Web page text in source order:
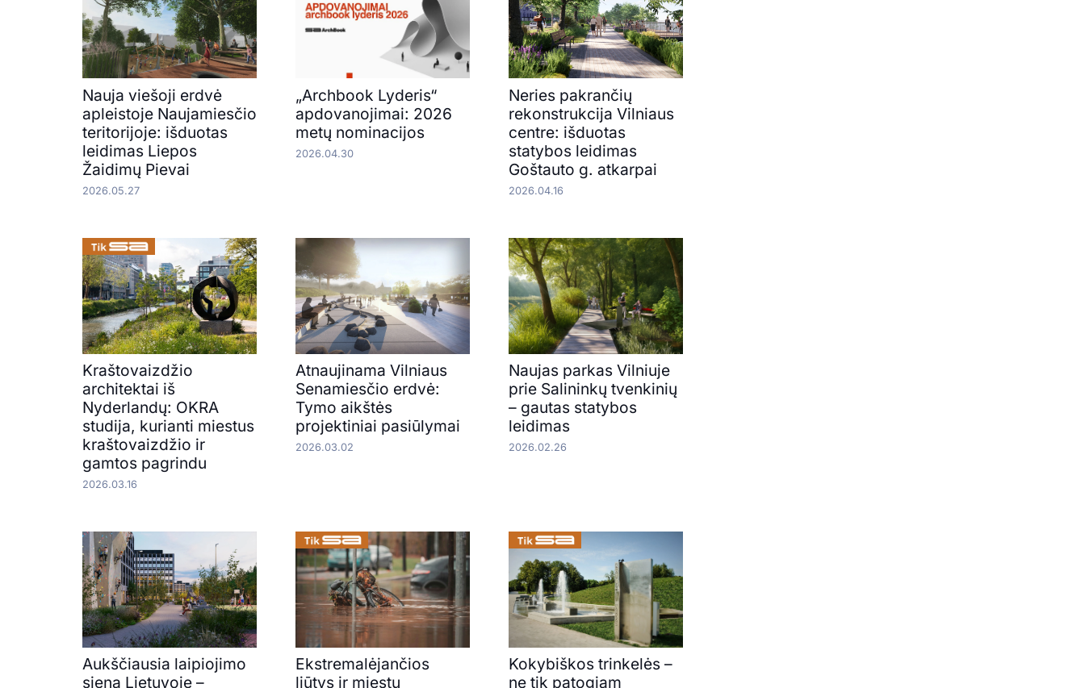
Nauja viešoji erdvė
apleistoje Naujamiesčio
teritorijoje: išduotas
leidimas Liepos
Žaidimų Pievai
2026.05.27
„Archbook Lyderis“
apdovanojimai: 2026
metų nominacijos
2026.04.30
Neries pakrančių
rekonstrukcija Vilniaus
centre: išduotas
statybos leidimas
Goštauto g. atkarpai
2026.04.16
Kraštovaizdžio
architektai iš
Nyderlandų: OKRA
studija, kurianti miestus
kraštovaizdžio ir
gamtos pagrindu
2026.03.16
Atnaujinama Vilniaus
Senamiesčio erdvė:
Tymo aikštės
projektiniai pasiūlymai
2026.03.02
Naujas parkas Vilniuje
prie Salininkų tvenkinių
– gautas statybos
leidimas
2026.02.26
Aukščiausia laipiojimo
siena Lietuvoje –
Ekstremalėjančios
liūtys ir miestų
Kokybiškos trinkelės –
ne tik patogiam